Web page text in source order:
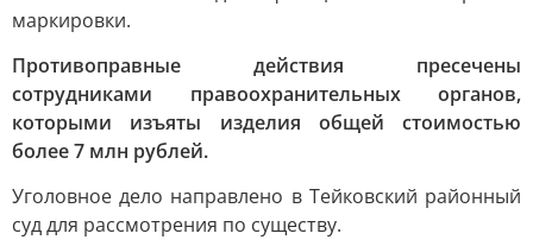
маркировки.
Противоправные действия пресечены
сотрудниками правоохранительных органов,
которыми изъяты изделия общей стоимостью
более 7 млн рублей.
Уголовное дело направлено в Тейковский районный
суд для рассмотрения по существу.